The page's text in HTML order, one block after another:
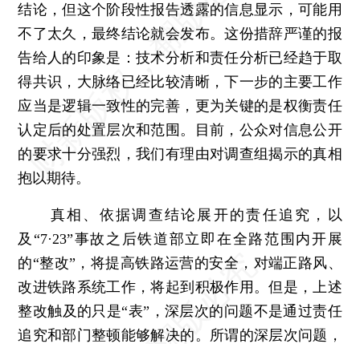
结论，但这个阶段性报告透露的信息显示，可能用
不了太久，最终结论就会发布。这份措辞严谨的报
告给人的印象是：技术分析和责任分析已经趋于取
得共识，大脉络已经比较清晰，下一步的主要工作
应当是逻辑一致性的完善，更为关键的是权衡责任
认定后的处置层次和范围。目前，公众对信息公开
的要求十分强烈，我们有理由对调查组揭示的真相
抱以期待。
真相、依据调查结论展开的责任追究，以
及“7·23”事故之后铁道部立即在全路范围内开展
的“整改”，将提高铁路运营的安全，对端正路风、
改进铁路系统工作，将起到积极作用。但是，上述
整改触及的只是“表”，深层次的问题不是通过责任
追究和部门整顿能够解决的。所谓的深层次问题，